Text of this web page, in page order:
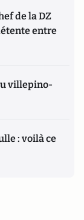
de la DZ
entre
villepino-
: voilà ce